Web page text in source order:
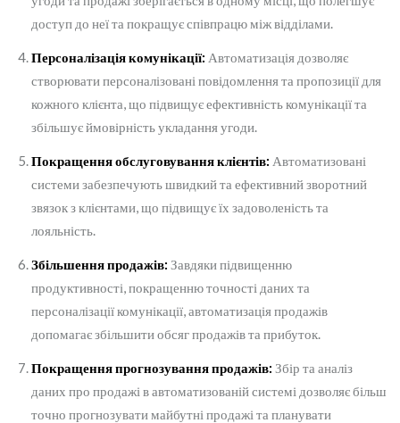
доступ до неї та покращує співпрацю між відділами.
Персоналізація комунікації: Автоматизація дозволяє
створювати персоналізовані повідомлення та пропозиції для
кожного клієнта, що підвищує ефективність комунікації та
збільшує ймовірність укладання угоди.
Покращення обслуговування клієнтів: Автоматизовані
системи забезпечують швидкий та ефективний зворотний
звязок з клієнтами, що підвищує їх задоволеність та
лояльність.
Збільшення продажів: Завдяки підвищенню
продуктивності, покращенню точності даних та
персоналізації комунікації, автоматизація продажів
допомагає збільшити обсяг продажів та прибуток.
Покращення прогнозування продажів: Збір та аналіз
даних про продажі в автоматизованій системі дозволяє більш
точно прогнозувати майбутні продажі та планувати